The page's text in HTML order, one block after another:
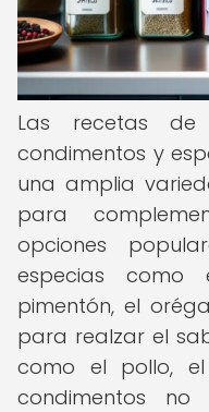
Las recetas de
condimentos y
una amplia
para
opciones
especias
pimentón, el
para realzar el
como el pollo,
condimentos